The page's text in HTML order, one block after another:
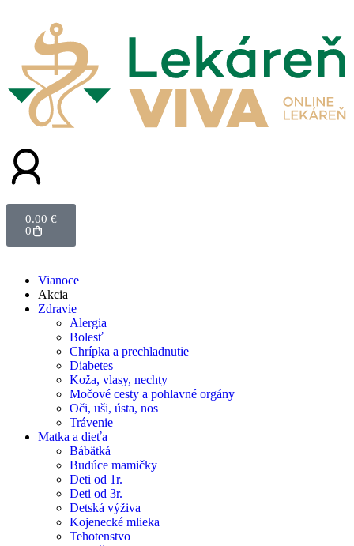
0.00 €
0
Vianoce
Akcia
Zdravie
Alergia
Bolesť
Chrípka a prechladnutie
Diabetes
Koža, vlasy, nechty
Močové cesty a pohlavné orgány
Oči, uši, ústa, nos
Trávenie
Matka a dieťa
Bábätká
Budúce mamičky
Deti od 1r.
Deti od 3r.
Detská výživa
Kojenecké mlieka
Tehotenstvo